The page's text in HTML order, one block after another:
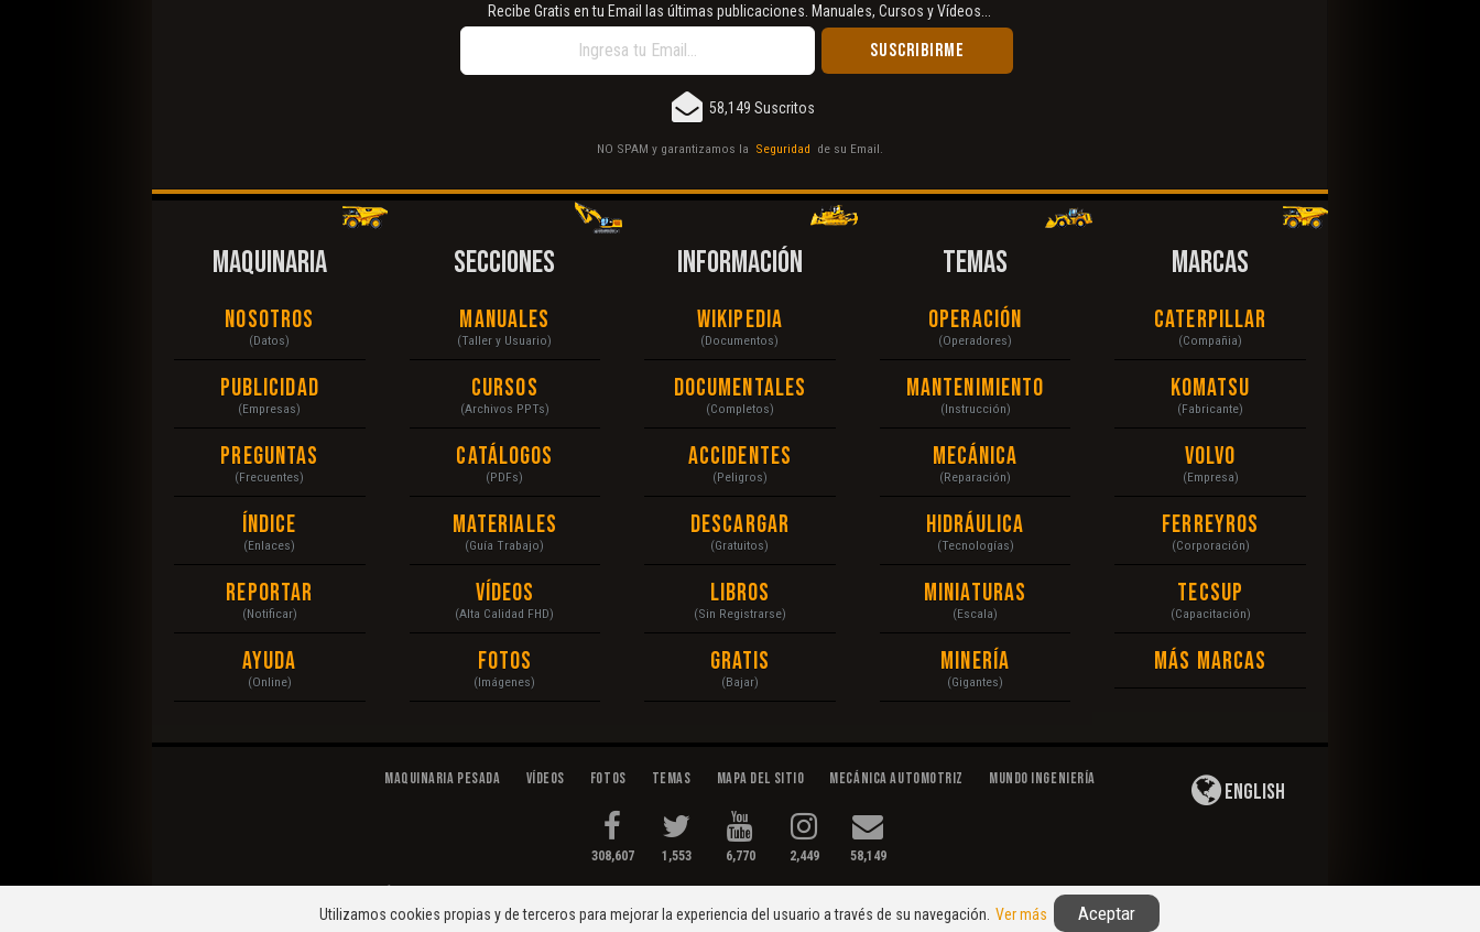
Recibe Gratis en tu Email las últimas publicaciones. Manuales, Cursos y Vídeos...
58,149 Suscritos
NO SPAM y garantizamos la Seguridad de su Email.
MAQUINARIA
Nosotros
(Datos)
Publicidad
(Empresas)
Preguntas
(Frecuentes)
Índice
(Enlaces)
Reportar
(Notificar)
Ayuda
(Online)
SECCIONES
Manuales
(Taller y Usuario)
Cursos
(Archivos PPTs)
Catálogos
(PDFs)
Materiales
(Guía Trabajo)
Vídeos
(Alta Calidad FHD)
Fotos
(Imágenes)
INFORMACIÓN
Wikipedia
(Documentos)
Documentales
(Completos)
Accidentes
(Peligros)
Descargar
(Gratuitos)
Libros
(Sin Registrarse)
Gratis
(Bajar)
TEMAS
Operación
(Operadores)
Mantenimiento
(Instrucción)
Mecánica
(Reparación)
Hidráulica
(Tecnologías)
Miniaturas
(Escala)
Minería
(Gigantes)
MARCAS
Caterpillar
(Compañia)
Komatsu
(Fabricante)
Volvo
(Empresa)
Ferreyros
(Corporación)
Tecsup
(Capacitación)
Más Marcas
Maquinaria Pesada Vídeos Fotos Temas Mapa del Sitio Mecánica Automotriz Mundo Ingeniería
308,607 1,553 6,770 2,449 58,149
English
|Derechos de Autor
Utilizamos cookies propias y de terceros para mejorar la experiencia del usuario a través de su navegación. Ver más Aceptar